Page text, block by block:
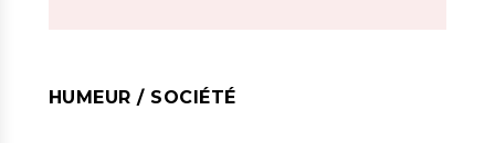
HUMEUR / SOCIÉTÉ